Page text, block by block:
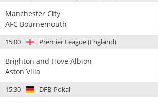
Manchester City
AFC Bournemouth
15:00 Premier League (England)
Brighton and Hove Albion
Aston Villa
15:30 DFB-Pokal